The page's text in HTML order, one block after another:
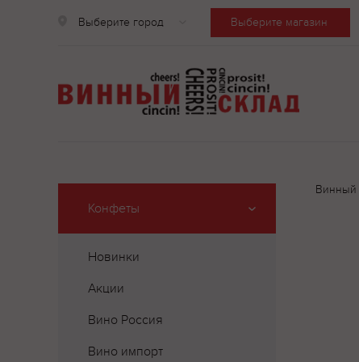
Выберите город Выберите магазин
Конфеты
Новинки
Акции
Вино Россия
Вино импорт
Винный